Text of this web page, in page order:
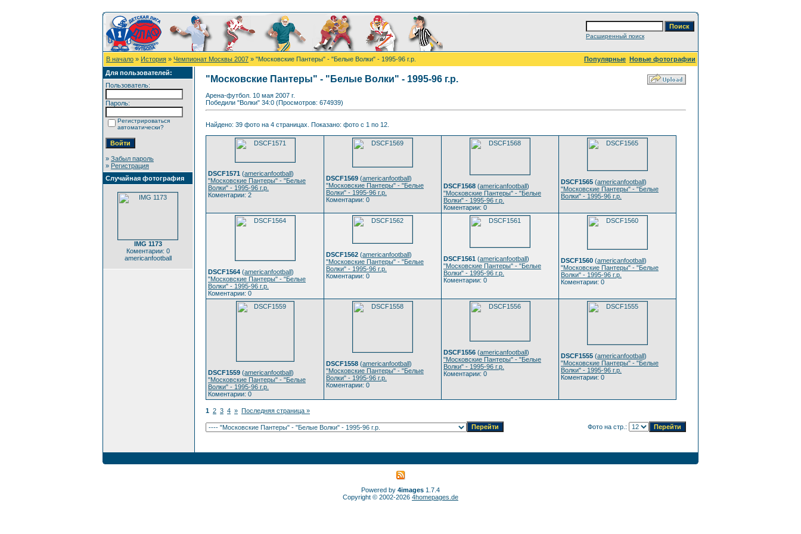
Расширенный поиск
В начало » История » Чемпионат Москвы 2007 » "Московские Пантеры" - "Белые Волки" - 1995-96 г.р. Популярные Новые фотографии
Для пользователей:
Пользователь:
Пароль:
Регистрироваться
автоматически?
» Забыл пароль
» Регистрация
Случайная фотография
IMG 1173
Коментарии: 0
americanfootball
"Московские Пантеры" - "Белые Волки" - 1995-96 г.р.
Арена-футбол. 10 мая 2007 г.
Победили "Волки" 34:0 (Просмотров: 674939)
Найдено: 39 фото на 4 страницах. Показано: фото с 1 по 12.
DSCF1571 (americanfootball)
"Московские Пантеры" - "Белые
Волки" - 1995-96 г.р.
Коментарии: 2
DSCF1569 (americanfootball)
"Московские Пантеры" - "Белые
Волки" - 1995-96 г.р.
Коментарии: 0
DSCF1568 (americanfootball)
"Московские Пантеры" - "Белые
Волки" - 1995-96 г.р.
Коментарии: 0
DSCF1565 (americanfootball)
"Московские Пантеры" - "Белые
Волки" - 1995-96 г.р.
DSCF1564 (americanfootball)
"Московские Пантеры" - "Белые
Волки" - 1995-96 г.р.
Коментарии: 0
DSCF1562 (americanfootball)
"Московские Пантеры" - "Белые
Волки" - 1995-96 г.р.
Коментарии: 0
DSCF1561 (americanfootball)
"Московские Пантеры" - "Белые
Волки" - 1995-96 г.р.
Коментарии: 0
DSCF1560 (americanfootball)
"Московские Пантеры" - "Белые
Волки" - 1995-96 г.р.
Коментарии: 0
DSCF1559 (americanfootball)
"Московские Пантеры" - "Белые
Волки" - 1995-96 г.р.
Коментарии: 0
DSCF1558 (americanfootball)
"Московские Пантеры" - "Белые
Волки" - 1995-96 г.р.
Коментарии: 0
DSCF1556 (americanfootball)
"Московские Пантеры" - "Белые
Волки" - 1995-96 г.р.
Коментарии: 0
DSCF1555 (americanfootball)
"Московские Пантеры" - "Белые
Волки" - 1995-96 г.р.
Коментарии: 0
1 2 3 4 » Последняя страница »
Фото на стр.:
Powered by 4images 1.7.4
Copyright © 2002-2026 4homepages.de